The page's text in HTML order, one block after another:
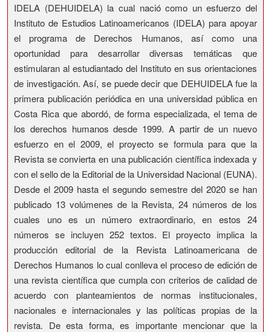
IDELA (DEHUIDELA) la cual nació como un esfuerzo del
Instituto de Estudios Latinoamericanos (IDELA) para apoyar
el programa de Derechos Humanos, así como una
oportunidad para desarrollar diversas temáticas que
estimularan al estudiantado del Instituto en sus orientaciones
de investigación. Así, se puede decir que DEHUIDELA fue la
primera publicación periódica en una universidad pública en
Costa Rica que abordó, de forma especializada, el tema de
los derechos humanos desde 1999. A partir de un nuevo
esfuerzo en el 2009, el proyecto se formula para que la
Revista se convierta en una publicación científica indexada y
con el sello de la Editorial de la Universidad Nacional (EUNA).
Desde el 2009 hasta el segundo semestre del 2020 se han
publicado 13 volúmenes de la Revista, 24 números de los
cuales uno es un número extraordinario, en estos 24
números se incluyen 252 textos. El proyecto implica la
producción editorial de la Revista Latinoamericana de
Derechos Humanos lo cual conlleva el proceso de edición de
una revista científica que cumpla con criterios de calidad de
acuerdo con planteamientos de normas institucionales,
nacionales e internacionales y las políticas propias de la
revista. De esta forma, es importante mencionar que la